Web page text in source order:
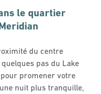
le quartier
du centre
pas du Lake
promener votre
nuit plus tranquille,